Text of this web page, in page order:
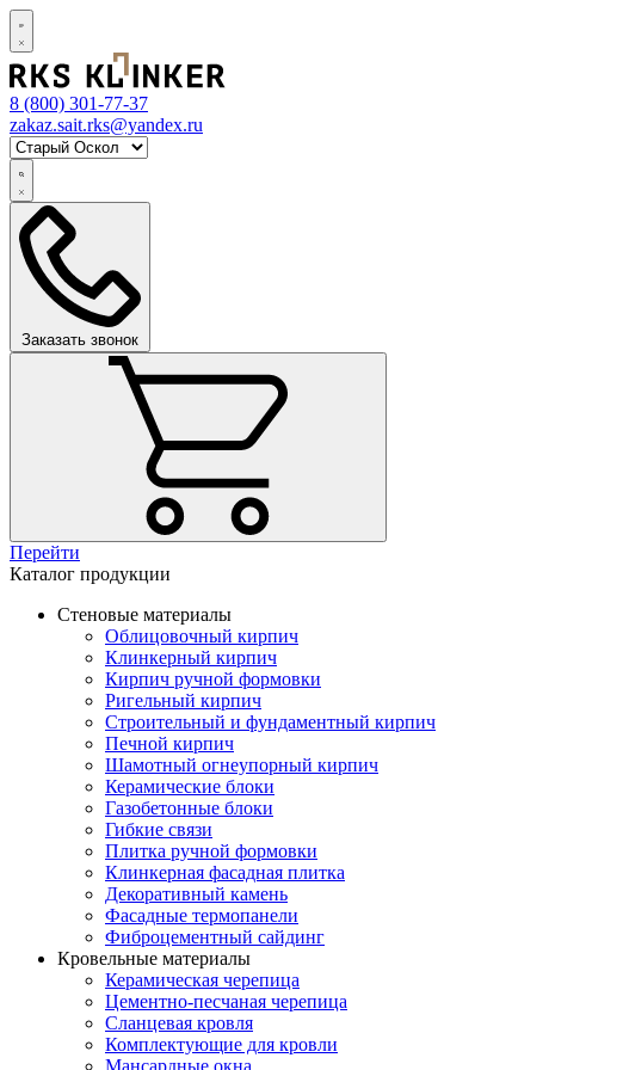
8 (800) 301-77-37
zakaz.sait.rks@yandex.ru
Заказать звонок
Перейти
Каталог продукции
Стеновые материалы
Облицовочный кирпич
Клинкерный кирпич
Кирпич ручной формовки
Ригельный кирпич
Строительный и фундаментный кирпич
Печной кирпич
Шамотный огнеупорный кирпич
Керамические блоки
Газобетонные блоки
Гибкие связи
Плитка ручной формовки
Клинкерная фасадная плитка
Декоративный камень
Фасадные термопанели
Фиброцементный сайдинг
Кровельные материалы
Керамическая черепица
Цементно-песчаная черепица
Сланцевая кровля
Комплектующие для кровли
Мансардные окна